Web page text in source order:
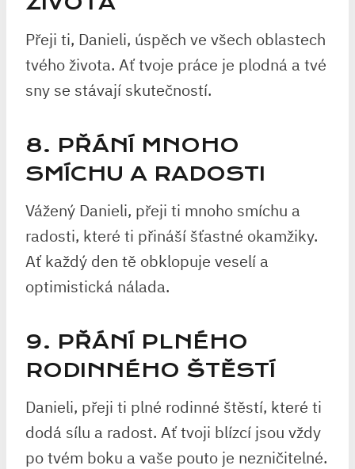
Přeji ti, Danieli, úspěch ve všech oblastech
tvého života. Ať tvoje práce je plodná a tvé
sny se stávají skutečností.
8. PŘÁNÍ MNOHO
SMÍCHU A RADOSTI
Vážený Danieli, přeji ti mnoho smíchu a
radosti, které ti přináší šťastné okamžiky.
Ať každý den tě obklopuje veselí a
optimistická nálada.
9. PŘÁNÍ PLNÉHO
RODINNÉHO ŠTĚSTÍ
Danieli, přeji ti plné rodinné štěstí, které ti
dodá sílu a radost. Ať tvoji blízcí jsou vždy
po tvém boku a vaše pouto je nezničitelné.